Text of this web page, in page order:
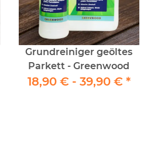
Grundreiniger geöltes
Parkett - Greenwood
18,90 € - 39,90 € *